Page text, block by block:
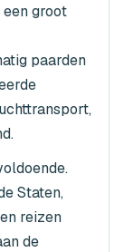
groot
paarden
Staten,
reizen
de